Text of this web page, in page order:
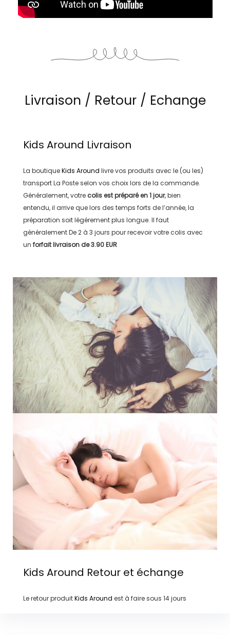
Livraison / Retour / Echange
Kids Around Livraison
La boutiqueKids Around livre vos produits avec le (ou les)
transportLa Posteselon vos choix lors de la commande.
Généralement, votre colis est préparé en1 jour, bien
entendu, il arrive que lors des temps forts de l’année, la
préparation soit légérement plus longue. Il faut
généralementDe 2 à 3 jours pour recevoir votre colis avec
un forfait livraison de3.90 EUR
Kids Around Retour et échange
Le retour produitKids Around est à faire sous 14 jours